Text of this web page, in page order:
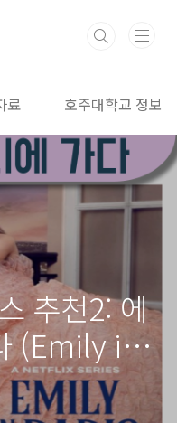
료 호주대학교 정보
추천2: 에
(Emily in